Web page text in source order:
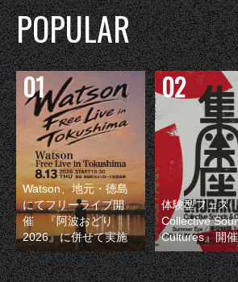
POPULAR
Watson、地元・徳島
にてフリーライブ開
催 『阿波おどり
2026』に併せて実施
体験型フェス
Collective
Cultures』開